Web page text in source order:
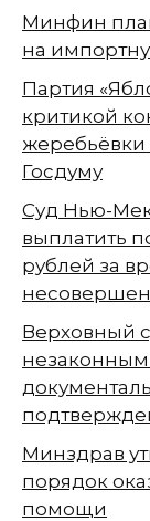
Минфин
на
Партия
критикой
жеребьёвки
Госдуму
Суд Нью-
выплатить
рублей за
Верховный
Минздрав
порядок
помощи